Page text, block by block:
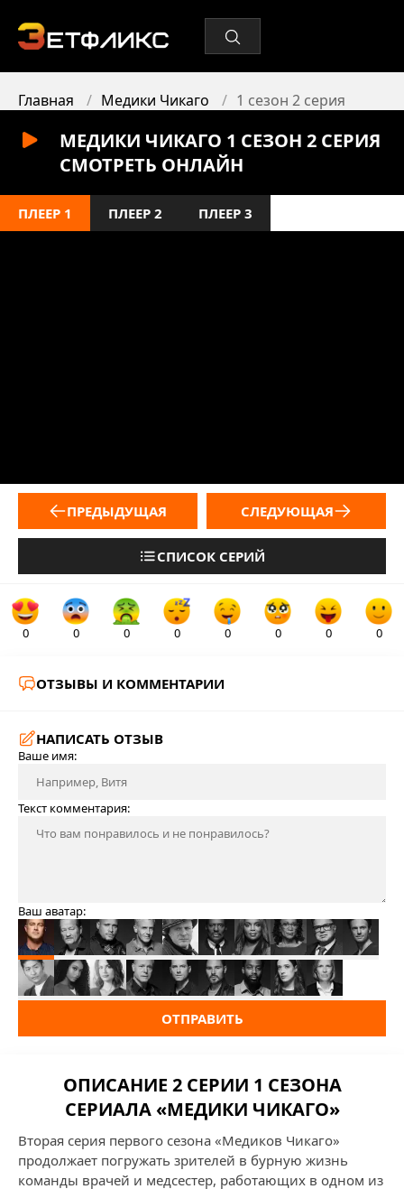
Главная Медики Чикаго 1 сезон 2 серия
МЕДИКИ ЧИКАГО 1 СЕЗОН 2 СЕРИЯ
СМОТРЕТЬ ОНЛАЙН
ПЛЕЕР 1 ПЛЕЕР 2 ПЛЕЕР 3
ПРЕДЫДУЩАЯ
СПИСОК СЕРИЙ
СЛЕДУЮЩАЯ
0 0 0 0 0 0 0 0
ОТЗЫВЫ И КОММЕНТАРИИ
НАПИСАТЬ ОТЗЫВ
Ваше имя:
Текст комментария:
Ваш аватар:
ОТПРАВИТЬ
ОПИСАНИЕ 2 СЕРИИ 1 СЕЗОНА
СЕРИАЛА «МЕДИКИ ЧИКАГО»
Вторая серия первого сезона «Медиков Чикаго»
продолжает погружать зрителей в бурную жизнь
команды врачей и медсестер, работающих в одном из